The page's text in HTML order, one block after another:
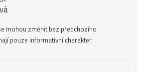
mohou změnit bez předchozího
pouze informativní charakter.